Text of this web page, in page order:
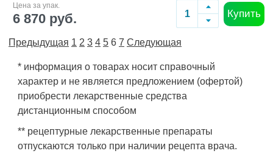
Цена за упак.
6 870 руб. Купить
Предыдущая 1 2 3 4 5 6 7 Следующая
* информация о товарах носит справочный
характер и не является предложением (офертой)
приобрести лекарственные средства
дистанционным способом
** рецептурные лекарственные препараты
отпускаются только при наличии рецепта врача.